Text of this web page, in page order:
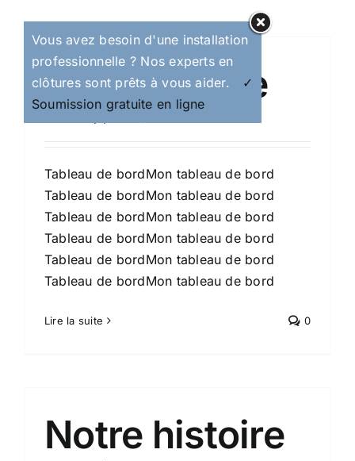
Mon compte
Tableau de bordMon tableau de bord
Tableau de bordMon tableau de bord
Tableau de bordMon tableau de bord
Tableau de bordMon tableau de bord
Tableau de bordMon tableau de bord
Tableau de bordMon tableau de bord
Lire la suite 0
Notre histoire
Vous avez besoin d'une installation
professionnelle ? Nos experts en
clôtures sont prêts à vous aider.
✓
Soumission gratuite en ligne